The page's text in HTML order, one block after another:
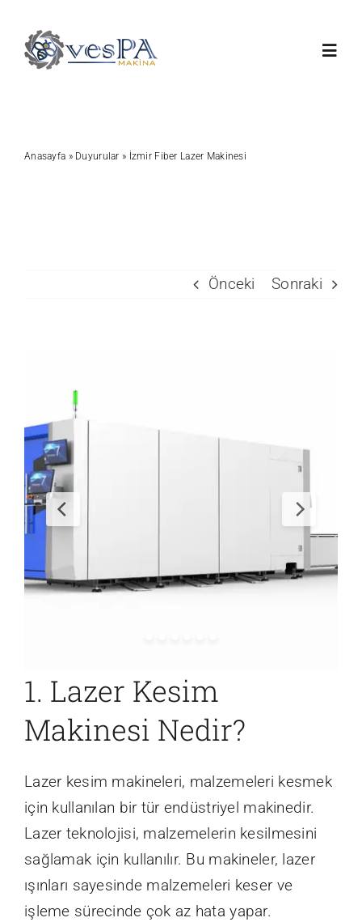
content
Anasayfa » Duyurular » İzmir Fiber Lazer Makinesi
Önceki Sonraki
1. Lazer Kesim
Makinesi Nedir?
Lazer kesim makineleri, malzemeleri kesmek
için kullanılan bir tür endüstriyel makinedir.
Lazer teknolojisi, malzemelerin kesilmesini
sağlamak için kullanılır. Bu makineler, lazer
ışınları sayesinde malzemeleri keser ve
işleme sürecinde çok az hata yapar.